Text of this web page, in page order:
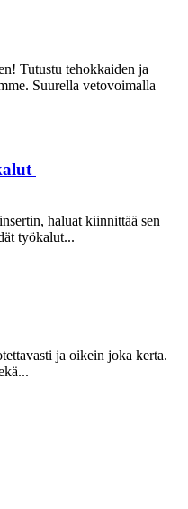
Tutustu tehokkaiden ja
Suurella vetovoimalla
haluat kiinnittää sen
työkalut...
ja oikein joka kerta.